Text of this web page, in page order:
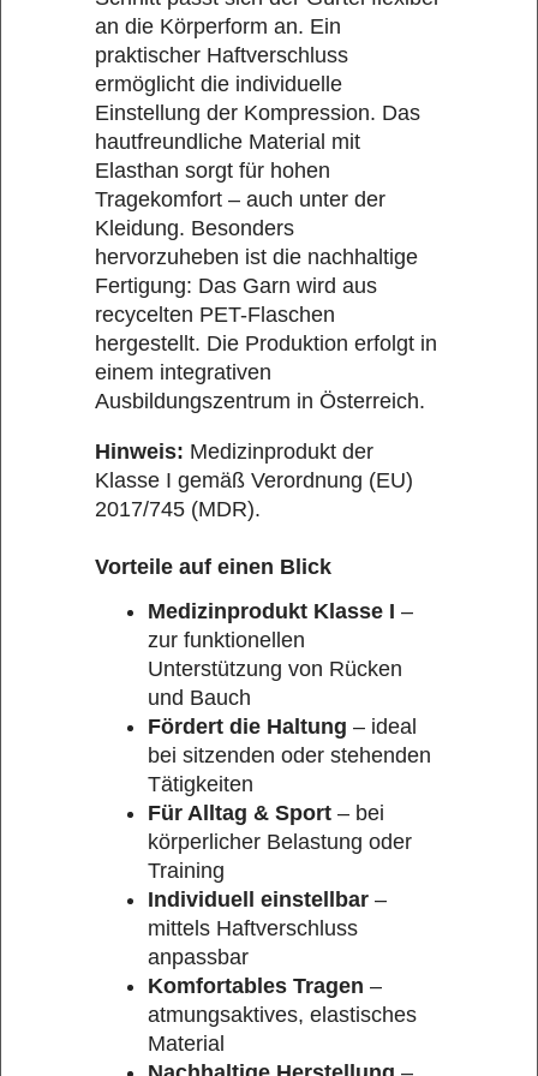
an die Körperform an. Ein
praktischer Haftverschluss
ermöglicht die individuelle
Einstellung der Kompression. Das
hautfreundliche Material mit
Elasthan sorgt für hohen
Tragekomfort – auch unter der
Kleidung. Besonders
hervorzuheben ist die nachhaltige
Fertigung: Das Garn wird aus
recycelten PET-Flaschen
hergestellt. Die Produktion erfolgt in
einem integrativen
Ausbildungszentrum in Österreich.
Hinweis: Medizinprodukt der
Klasse I gemäß Verordnung (EU)
2017/745 (MDR).
Vorteile auf einen Blick
Medizinprodukt Klasse I –
zur funktionellen
Unterstützung von Rücken
und Bauch
Fördert die Haltung – ideal
bei sitzenden oder stehenden
Tätigkeiten
Für Alltag & Sport – bei
körperlicher Belastung oder
Training
Individuell einstellbar –
mittels Haftverschluss
anpassbar
Komfortables Tragen –
atmungsaktives, elastisches
Material